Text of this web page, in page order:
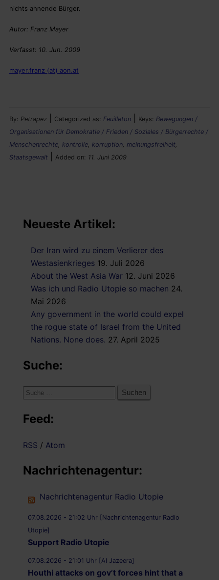
nichts ahnende Bürger.
Autor: Franz Mayer
Verfasst: 10. Jun. 2009
mayer.franz (at) aon.at
By: Petrapez Categorized as: Feuilleton Keys: Bewegungen /
Organisationen für Demokratie / Frieden / Soziales / Bürgerrechte /
Menschenrechte kontrolle korruption meinungsfreiheit
Staatsgewalt
Added on: 11. Juni 2009
Neueste Artikel:
Der Iran wird zu einem Verlierer des
Westasienkrieges 19. Juli 2026
About the West Asia War 12. Juni 2026
Was ich und Radio Utopie so machen 24.
Mai 2026
Any government in the world could expel
the rogue state of Israel from the United
Nations. None does. 27. April 2025
Suche:
Suche
Feed:
RSS / Atom
Nachrichtenagentur:
Nachrichtenagentur Radio Utopie
07.08.2026 - 21:02 Uhr [Nachrichtenagentur Radio
Utopie]
Support Radio Utopie
07.08.2026 - 21:01 Uhr [Al Jazeera]
Houthi attacks on gov’t forces hint that a